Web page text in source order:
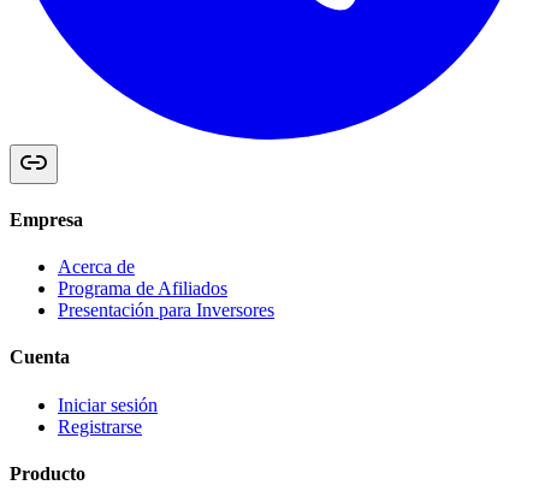
Empresa
Acerca de
Programa de Afiliados
Presentación para Inversores
Cuenta
Iniciar sesión
Registrarse
Producto